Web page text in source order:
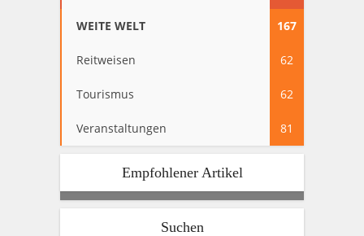
WEITE WELT 167
Reitweisen 62
Tourismus 62
Veranstaltungen 81
Empfohlener Artikel
Suchen